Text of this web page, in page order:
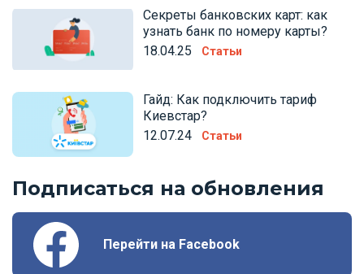
Секреты банковских карт: как
узнать банк по номеру карты?
18.04.25
Статьи
Гайд: Как подключить тариф
Киевстар?
12.07.24
Статьи
Подписаться на обновления
Перейти на Facebook